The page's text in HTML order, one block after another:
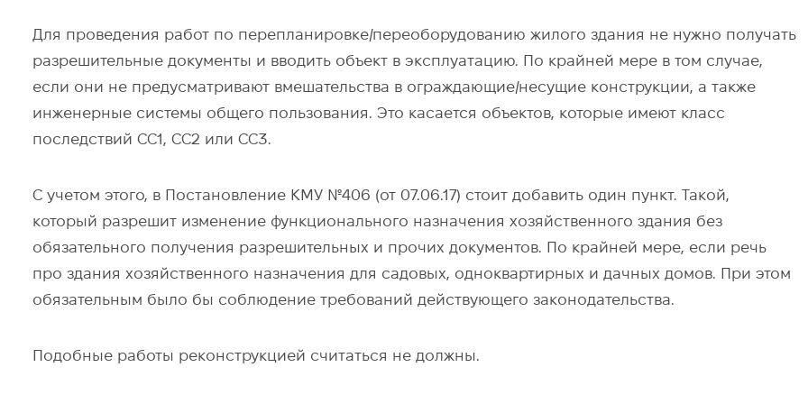
Для проведения работ по перепланировке/переоборудованию жилого здания не нужно получать
разрешительные документы и вводить объект в эксплуатацию. По крайней мере в том случае,
если они не предусматривают вмешательства в ограждающие/несущие конструкции, а также
инженерные системы общего пользования. Это касается объектов, которые имеют класс
последствий СС1, СС2 или СС3.
С учетом этого, в Постановление КМУ №406 (от 07.06.17) стоит добавить один пункт. Такой,
который разрешит изменение функционального назначения хозяйственного здания без
обязательного получения разрешительных и прочих документов. По крайней мере, если речь
про здания хозяйственного назначения для садовых, одноквартирных и дачных домов. При этом
обязательным было бы соблюдение требований действующего законодательства.
Подобные работы реконструкцией считаться не должны.